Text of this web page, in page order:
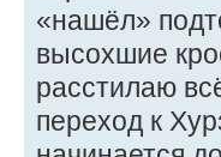
«нашёл»
высохшие
расстилаю
переход к